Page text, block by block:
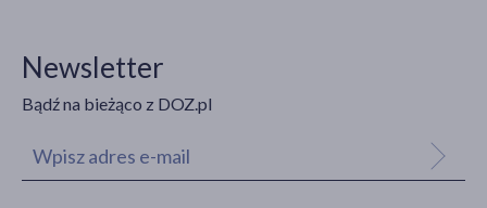
Alergeny
mleko krowie
ryby(1)
Newsletter
Bądź na bieżąco z DOZ.pl